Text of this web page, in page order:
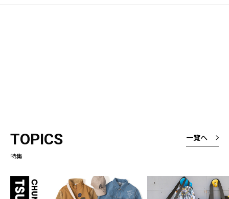
TOPICS
特集
一覧へ